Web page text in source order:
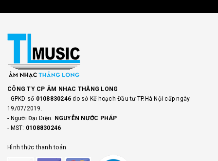
CÔNG TY CP ÂM NHAC THĂNG LONG
- GPKD số 0108830246do sở Kế hoạch Đầu tư TP.Hà Nội cấp ngày
19/07/2019.
- Người Đại Diện: NGUYỄN NƯỚC PHÁP
- MST: 0108830246
Hình thức thanh toán